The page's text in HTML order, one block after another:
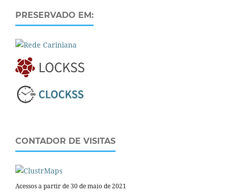
PRESERVADO EM:
CONTADOR DE VISITAS
Acessos a partir de 30 de maio de 2021